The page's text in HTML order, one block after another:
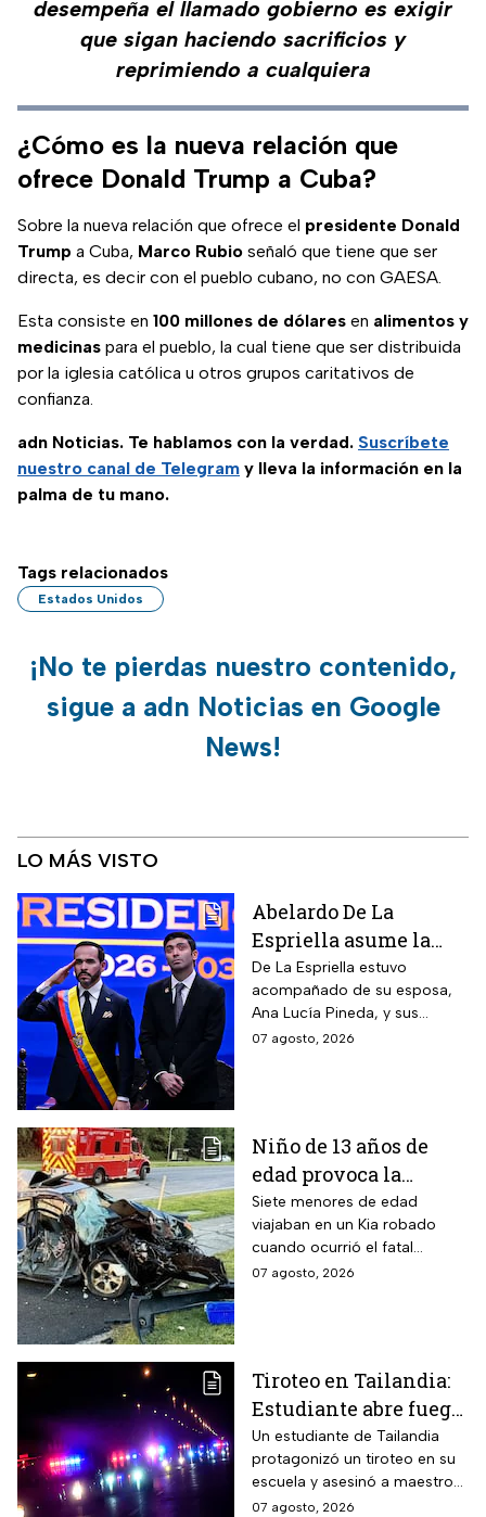
desempeña el llamado gobierno es exigir
que sigan haciendo sacrificios y
reprimiendo a cualquiera
¿Cómo es la nueva relación que
ofrece Donald Trump a Cuba?
Sobre la nueva relación que ofrece el presidente Donald
Trump a Cuba, Marco Rubio señaló que tiene que ser
directa, es decir con el pueblo cubano, no con GAESA.
Esta consiste en 100 millones de dólares en alimentos y
medicinas para el pueblo, la cual tiene que ser distribuida
por la iglesia católica u otros grupos caritativos de
confianza.
adn Noticias. Te hablamos con la verdad. Suscríbete
nuestro canal de Telegram y lleva la información en la
palma de tu mano.
Tags relacionados
Estados Unidos
¡No te pierdas nuestro contenido,
sigue a adn Noticias en Google
News!
LO MÁS VISTO
Abelardo De La
Espriella asume la
presidencia de
Colombia; así fue su
atípica investidura en
Cali
De La Espriella estuvo
acompañado de su esposa,
Ana Lucía Pineda, y sus
cuatro hijos, además de los
07 agosto, 2026
Niño de 13 años de
edad provoca la
muerte un hombre de
58 años y deja 6
lesionados
Siete menores de edad
viajaban en un Kia robado
cuando ocurrió el fatal
accidente en Maryland; la
07 agosto, 2026
Tiroteo en Tailandia:
Estudiante abre fuego
contra maestros y
alumnos; antes mató a
sus abuelos
Un estudiante de Tailandia
protagonizó un tiroteo en su
escuela y asesinó a maestros
y alumnos
07 agosto, 2026